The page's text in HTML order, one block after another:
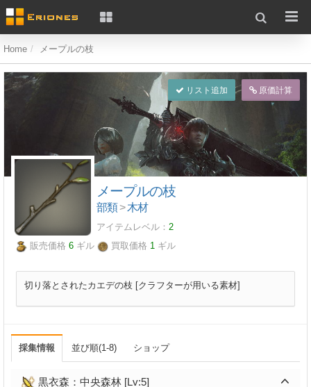
Home メープルの枝
リスト追加 原価計算
メープルの枝
部類>木材
アイテムレベル： 2
販売価格 6 ギル 買取価格 1 ギル
切り落とされたカエデの枝 [クラフターが用いる素材]
採集情報 並び順(1-8) ショップ
黒衣森：中央森林 [Lv:5]